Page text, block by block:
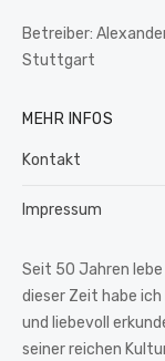
Betreiber:
Stuttgart
MEHR INFOS
Kontakt
Impressum
Seit 50 Jahren
dieser Zeit habe
und liebevoll
seiner reichen